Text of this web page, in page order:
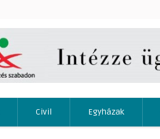
Civil Egyházak